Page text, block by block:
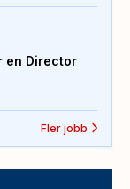
en Director
Fler jobb